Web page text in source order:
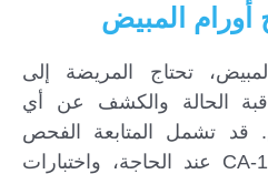
أورام المبيض
تحتاج المريضة إلى
الحالة والكشف عن أي
قد تشمل المتابعة الفحص
السريري، وتحليل CA-125 عند الحاجة، واختبارات